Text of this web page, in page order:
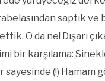
saptık ve
O da ne! Dışarı
bir karşılama:
sayesinde (!) Hamam